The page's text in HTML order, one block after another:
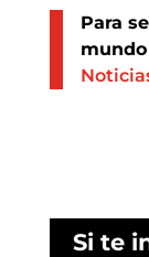
Para
Si te